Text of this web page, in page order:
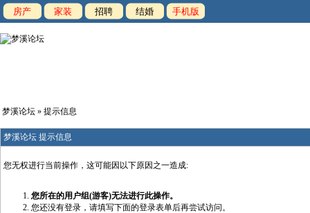
房产 家装 招聘 结婚 手机版
梦溪论坛 » 提示信息
梦溪论坛 提示信息
您无权进行当前操作，这可能因以下原因之一造成:
您所在的用户组(游客)无法进行此操作。
您还没有登录，请填写下面的登录表单后再尝试访问。